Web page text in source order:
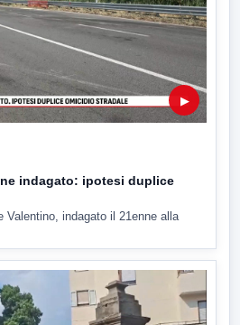
▶
indagato: ipotesi duplice
Valentino, indagato il 21enne alla